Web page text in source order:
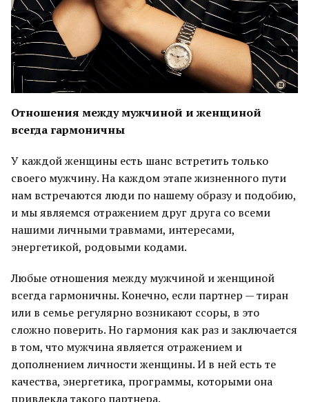
Отношения между мужчиной и женщиной
всегда гармоничны
У каждой женщины есть шанс встретить только
своего мужчину. На каждом этапе жизненного пути
нам встречаются люди по нашему образу и подобию,
и мы являемся отражением друг друга со всеми
нашими личными травмами, интересами,
энергетикой, родовыми кодами.
Любые отношения между мужчиной и женщиной
всегда гармоничны. Конечно, если партнер — тиран
или в семье регулярно возникают ссоры, в это
сложно поверить. Но гармония как раз и заключается
в том, что мужчина является отражением и
дополнением личности женщины. И в ней есть те
качества, энергетика, программы, которыми она
привлекла такого партнера.